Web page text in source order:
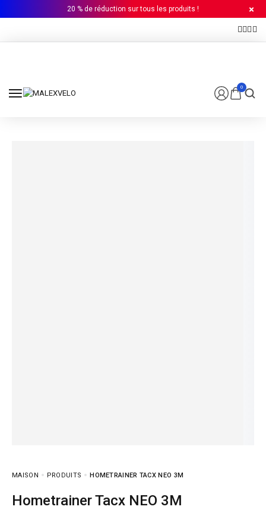
20 % de réduction sur tous les produits !
0
MAISON PRODUITS HOMETRAINER TACX NEO 3M
Hometrainer Tacx NEO 3M